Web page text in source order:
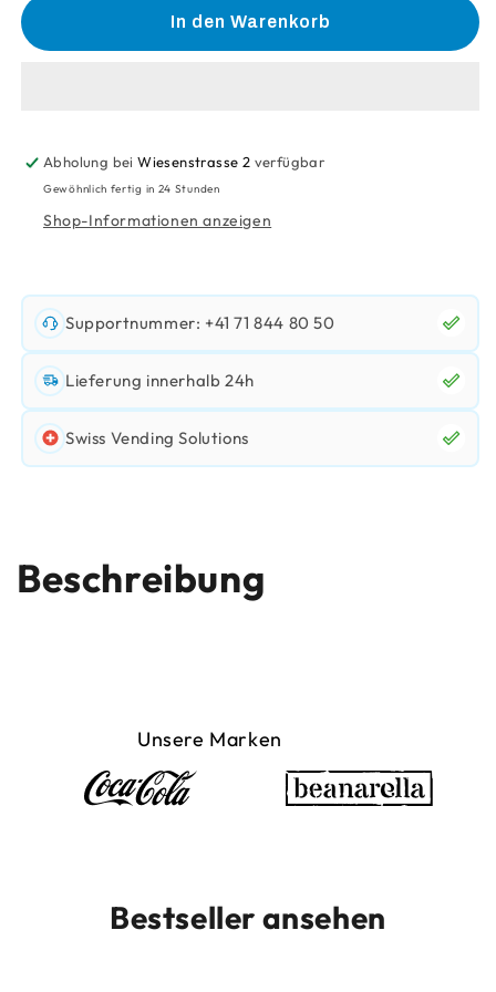
fürIn den Warenkorb
Abholung beiWiesenstrasse 2 verfügbar
Gewöhnlich fertig in 24 Stunden
Shop-Informationen anzeigen
Supportnummer: +41 71 844 80 50
Lieferung innerhalb 24h
Swiss Vending Solutions
Beschreibung
Unsere Marken
Bestseller ansehen